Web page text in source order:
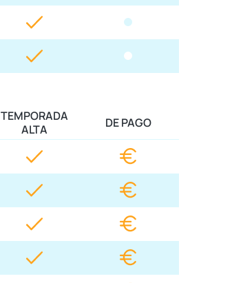
TEMPORADA
ALTA
DE PAGO